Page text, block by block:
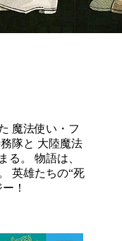
魔法使い・フ
隊と 大陸魔法
る。 物語は、
英雄たちの“死
！